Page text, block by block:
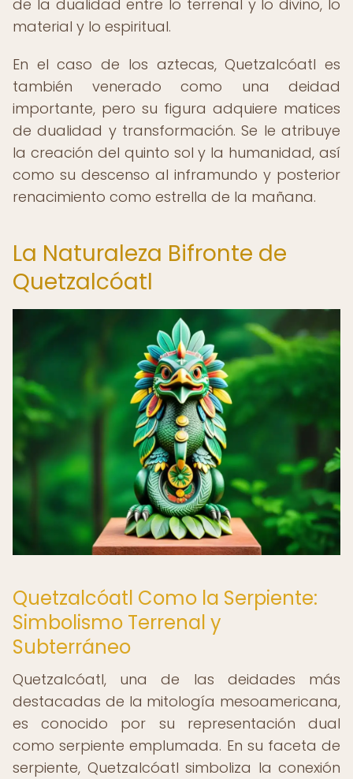
de la dualidad entre lo terrenal y lo divino, lo
material y lo espiritual.
En el caso de los aztecas, Quetzalcóatl es
también venerado como una deidad
importante, pero su figura adquiere matices
de dualidad y transformación. Se le atribuye
la creación del quinto sol y la humanidad, así
como su descenso al inframundo y posterior
renacimiento como estrella de la mañana.
La Naturaleza Bifronte de
Quetzalcóatl
Quetzalcóatl Como la Serpiente:
Simbolismo Terrenal y
Subterráneo
Quetzalcóatl, una de las deidades más
destacadas de la mitología mesoamericana,
es conocido por su representación dual
como serpiente emplumada. En su faceta de
serpiente, Quetzalcóatl simboliza la conexión